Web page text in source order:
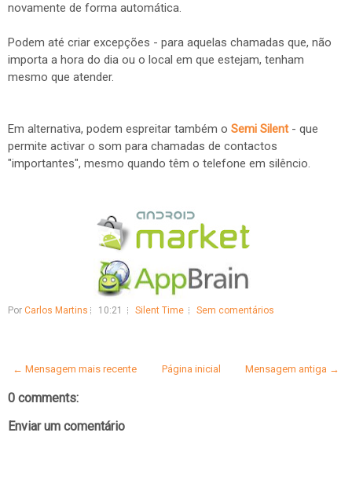
novamente de forma automática.
Podem até criar excepções - para aquelas chamadas que, não
importa a hora do dia ou o local em que estejam, tenham
mesmo que atender.
Em alternativa, podem espreitar também o Semi Silent- que
permite activar o som para chamadas de contactos
"importantes", mesmo quando têm o telefone em silêncio.
Por Carlos Martins 10:21 Silent Time Sem comentários
← Mensagem mais recente Mensagem antiga →
Página inicial
0 comments:
Enviar um comentário